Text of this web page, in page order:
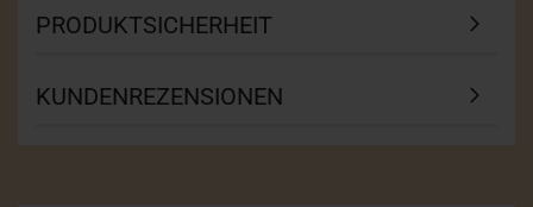
PRODUKTSICHERHEIT
KUNDENREZENSIONEN